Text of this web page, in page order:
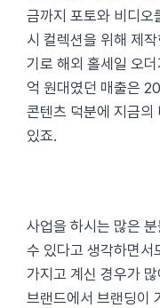
금까지 포토와 비디오
시 컬렉션을 위해 제
기로 해외 홀세일 오
억 원대였던 매출은
콘텐츠 덕분에 지금의
있죠.
사업을 하시는 많은
수 있다고 생각하면서
가지고 계신 경우가
브랜드에서 브랜딩이